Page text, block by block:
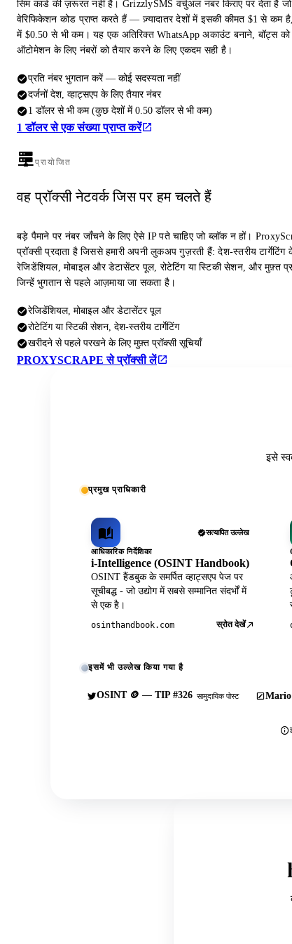
सिम कार्ड की ज़रूरत नहीं है। GrizzlySMS वर्चुअल नंबर किराए पर देता है
वेरिफिकेशन कोड प्राप्त करते हैं — ज़्यादातर देशों में इसकी कीमत $1 से कम
में $0.50 से भी कम। यह एक अतिरिक्त WhatsApp अकाउंट बनाने, बॉट्स
ऑटोमेशन के लिए नंबरों को तैयार करने के लिए एकदम सही है।
प्रति नंबर भुगतान करें — कोई सदस्यता नहीं
दर्जनों देश, व्हाट्सएप के लिए तैयार नंबर
1 डॉलर से भी कम (कुछ देशों में 0.50 डॉलर से भी कम)
1 डॉलर से एक संख्या प्राप्त करें
प्रायोजित
वह प्रॉक्सी नेटवर्क जिस पर हम चलते हैं
बड़े पैमाने पर नंबर जाँचने के लिए ऐसे IP पते चाहिए जो ब्लॉक न हों।
प्रॉक्सी प्रदाता है जिससे हमारी अपनी लुकअप गुज़रती हैं: देश-स्तरीय टार्गेटिंग
रेजिडेंशियल, मोबाइल और डेटासेंटर पूल, रोटेटिंग या स्टिकी सेशन, और मुफ़्त
जिन्हें भुगतान से पहले आज़माया जा सकता है।
रेजिडेंशियल, मोबाइल और डेटासेंटर पूल
रोटेटिंग या स्टिकी सेशन, देश-स्तरीय टार्गेटिंग
खरीदने से पहले परखने के लिए मुफ़्त प्रॉक्सी सूचियाँ
PROXYSCRAPE से प्रॉक्सी लें
इसे
प्रमुख प्राधिकारी
सत्यापित उल्लेख
आधिकारिक निर्देशिका
i-Intelligence (OSINT Handbook)
OSINT हैंडबुक के समर्पित व्हाट्सएप पेज पर
सूचीबद्ध - जो उद्योग में सबसे सम्मानित संदर्भों में
से एक है।
osinthandbook.com स्रोत देखें
इसमें भी उल्लेख किया गया है
OSINT 🪙 — TIP #326 सामुदायिक पोस्ट